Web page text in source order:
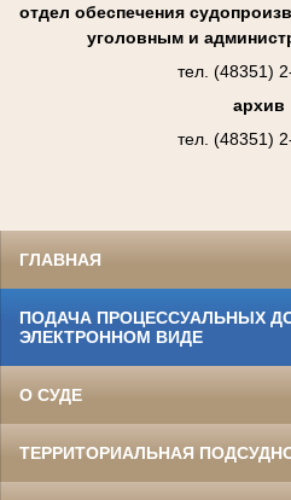
отдел обеспечения
уголовным и
тел. (48351)
архив
тел. (48351)
ГЛАВНАЯ
ПОДАЧА ПРОЦЕССУАЛЬНЫХ
ЭЛЕКТРОННОМ ВИДЕ
О СУДЕ
ТЕРРИТОРИАЛЬНАЯ